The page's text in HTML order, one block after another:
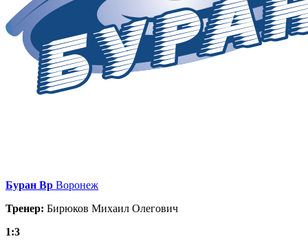
Буран Вр Воронеж
Тренер: Бирюков Михаил Олегович
1:3